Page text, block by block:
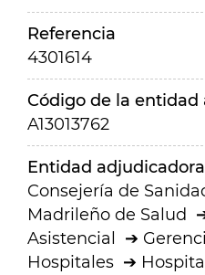
Referencia
4301614
Código de la entidad
A13013762
Entidad adjudicadora
Consejería de
Madrileño de Salud
Asistencial
Hospitales